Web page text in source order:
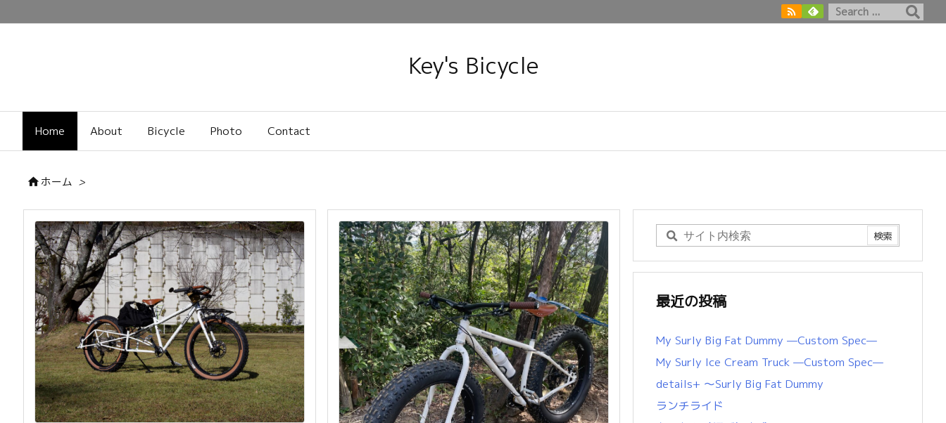
Key's Bicycle
Home About Bicycle Photo Contact

 ホーム >
最近の投稿
My Surly Big Fat Dummy —Custom Spec—
My Surly Ice Cream Truck —Custom Spec—
details+ 〜Surly Big Fat Dummy
ランチライド